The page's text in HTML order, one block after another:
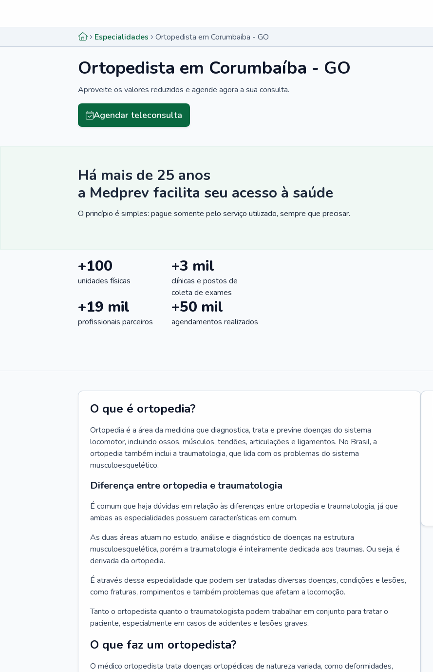
Especialidades Ortopedista em Corumbaíba - GO
Ortopedista em Corumbaíba - GO
Aproveite os valores reduzidos e agende agora a sua consulta.
Agendar teleconsulta
Há mais de 25 anos
a Medprev facilita seu acesso à saúde
O princípio é simples: pague somente pelo serviço utilizado, sempre que precisar.
+100
unidades físicas
+3 mil
clínicas e postos de
coleta de exames
+19 mil
profissionais parceiros
+50 mil
agendamentos realizados
O que é ortopedia?
Ortopedia é a área da medicina que diagnostica, trata e previne doenças do sistema
locomotor, incluindo ossos, músculos, tendões, articulações e ligamentos. No Brasil, a
ortopedia também inclui a traumatologia, que lida com os problemas do sistema
musculoesquelético.
Diferença entre ortopedia e traumatologia
É comum que haja dúvidas em relação às diferenças entre ortopedia e traumatologia, já que
ambas as especialidades possuem características em comum.
As duas áreas atuam no estudo, análise e diagnóstico de doenças na estrutura
musculoesquelética, porém a traumatologia é inteiramente dedicada aos traumas. Ou seja, é
derivada da ortopedia.
É através dessa especialidade que podem ser tratadas diversas doenças, condições e lesões,
como fraturas, rompimentos e também problemas que afetam a locomoção.
Tanto o ortopedista quanto o traumatologista podem trabalhar em conjunto para tratar o
paciente, especialmente em casos de acidentes e lesões graves.
O que faz um ortopedista?
O médico ortopedista trata doenças ortopédicas de natureza variada, como deformidades,